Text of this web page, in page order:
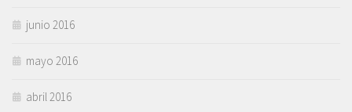
junio 2016
mayo 2016
abril 2016